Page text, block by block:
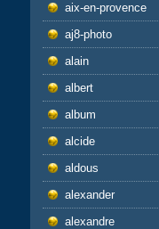
aix-en-provence
aj8-photo
alain
albert
album
alcide
aldous
alexander
alexandre